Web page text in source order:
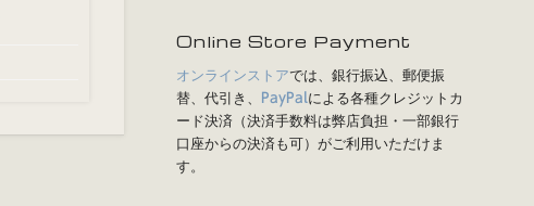
Online Store Payment
オンラインストアでは、銀行振込、郵便振
替、代引き、
PayPalによる各種クレジットカ
ード決済（決済手数料は弊店負担・一部銀行
口座からの決済も可）がご利用いただけま
す。